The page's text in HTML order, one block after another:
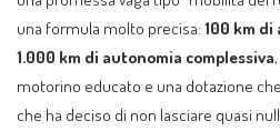
una formula molto precisa: 100 km
1.000 km di autonomia complessiva
motorino educato e una dotazione
che ha deciso di non lasciare quasi